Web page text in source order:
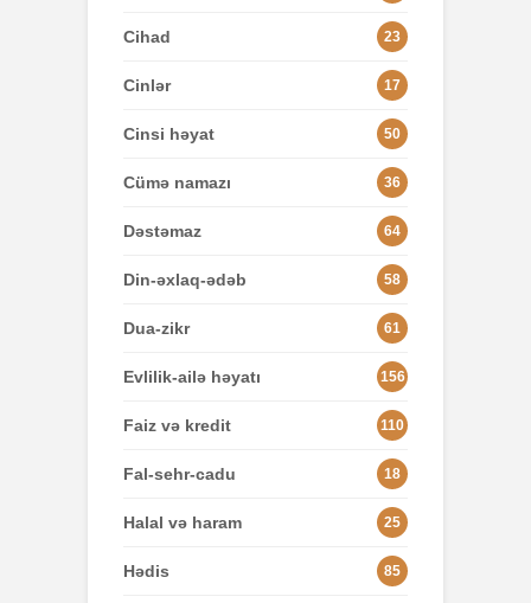
Cihad 23
Cinlər 17
Cinsi həyat 50
Cümə namazı 36
Dəstəmaz 64
Din-əxlaq-ədəb 58
Dua-zikr 61
Evlilik-ailə həyatı 156
Faiz və kredit 110
Fal-sehr-cadu 18
Halal və haram 25
Hədis 85